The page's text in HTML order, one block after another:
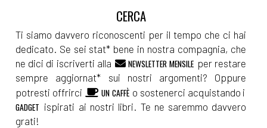
Ti siamo davvero riconoscenti per il tempo che ci hai
dedicato. Se sei stat* bene in nostra compagnia, che
ne dici di iscriverti alla
NEWSLETTER MENSILE per restare
sempre aggiornat* sui nostri argomenti? Oppure
potresti offrirci
UN CAFFÈ o sostenerci acquistando i
GADGET ispirati ai nostri libri. Te ne saremmo davvero
grati!